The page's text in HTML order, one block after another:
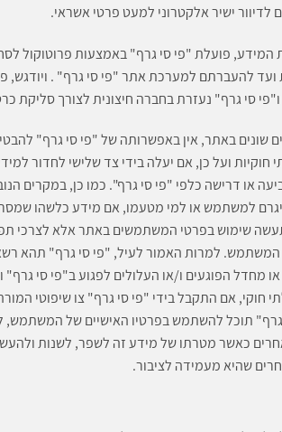
ישיר אלקטרוני למעט פרטי אשראי.
להעברתם למערכת אתר "פי סי גרף" . ויודגש,
סי גרף" נעזרת בחברה חיצונית לצורך סליקת
שונים באתר, אין באפשרותה של "פי סי גרף"
חוקיות ועל כן, אם יעלה בידי צד שלישי לחדור
או דרישה כלפי "פי סי גרף". כמו כן, במקרים
למשתמש או למי מטעמו, אם מידע כלשהו שמסר
שימוש בפרטי המשתמשים באתר אלא לצרכי
למרות האמור לעיל, "פי סי גרף" תהא
הפוגעים ו/או העלולים לפגוע ב"פי סי
חוקי, אם התקבל בידי "פי סי גרף" צו שיפוטי
תוכל להשתמש בפרטיו האישיים של המשתמש,
כאשר מטרתו של מידע זה לשפר, לשנות
שהיא מעמידה לציבור.